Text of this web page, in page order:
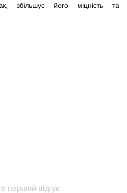
збільшує його міцність та
перший відгук